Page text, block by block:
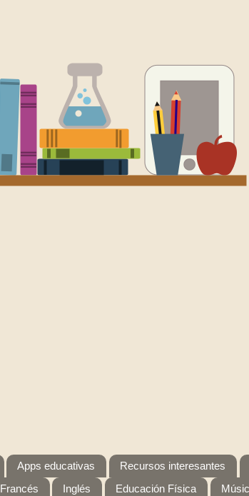
Apps educativas Recursos interesantes
Francés Inglés Educación Física